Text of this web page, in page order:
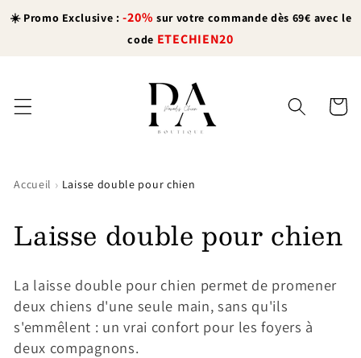
passer
☀️ Promo Exclusive :-20% sur votre commande dès 69€ avec le
code ETECHIEN20
Panier
Accueil › Laisse double pour chien
Laisse double pour chien
La laisse double pour chien permet de promener
deux chiens d'une seule main, sans qu'ils
s'emmêlent : un vrai confort pour les foyers à
deux compagnons.